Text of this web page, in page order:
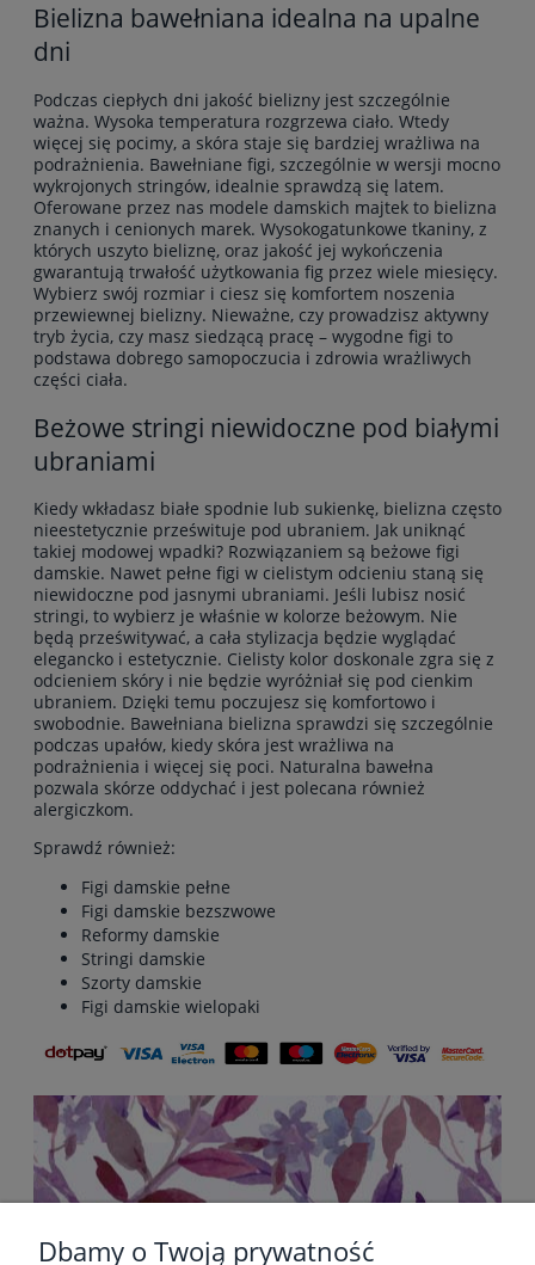
Bielizna bawełniana idealna na upalne
dni
Podczas ciepłych dni jakość bielizny jest szczególnie
ważna. Wysoka temperatura rozgrzewa ciało. Wtedy
więcej się pocimy, a skóra staje się bardziej wrażliwa na
podrażnienia. Bawełniane figi, szczególnie w wersji mocno
wykrojonych stringów, idealnie sprawdzą się latem.
Oferowane przez nas modele damskich majtek to bielizna
znanych i cenionych marek. Wysokogatunkowe tkaniny, z
których uszyto bieliznę, oraz jakość jej wykończenia
gwarantują trwałość użytkowania fig przez wiele miesięcy.
Wybierz swój rozmiar i ciesz się komfortem noszenia
przewiewnej bielizny. Nieważne, czy prowadzisz aktywny
tryb życia, czy masz siedzącą pracę – wygodne figi to
podstawa dobrego samopoczucia i zdrowia wrażliwych
części ciała.
Beżowe stringi niewidoczne pod białymi
ubraniami
Kiedy wkładasz białe spodnie lub sukienkę, bielizna często
nieestetycznie prześwituje pod ubraniem. Jak uniknąć
takiej modowej wpadki? Rozwiązaniem są beżowe figi
damskie. Nawet pełne figi w cielistym odcieniu staną się
niewidoczne pod jasnymi ubraniami. Jeśli lubisz nosić
stringi, to wybierz je właśnie w kolorze beżowym. Nie
będą prześwitywać, a cała stylizacja będzie wyglądać
elegancko i estetycznie. Cielisty kolor doskonale zgra się z
odcieniem skóry i nie będzie wyróżniał się pod cienkim
ubraniem. Dzięki temu poczujesz się komfortowo i
swobodnie. Bawełniana bielizna sprawdzi się szczególnie
podczas upałów, kiedy skóra jest wrażliwa na
podrażnienia i więcej się poci. Naturalna bawełna
pozwala skórze oddychać i jest polecana również
alergiczkom.
Sprawdź również:
Figi damskie pełne
Figi damskie bezszwowe
Reformy damskie
Stringi damskie
Szorty damskie
Figi damskie wielopaki
Dbamy o Twoją prywatność